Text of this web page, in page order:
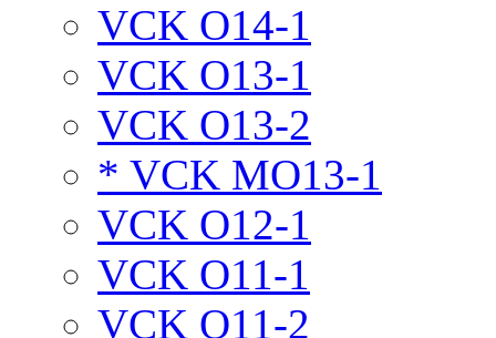
VCK O14-1
VCK O13-1
VCK O13-2
* VCK MO13-1
VCK O12-1
VCK O11-1
VCK O11-2